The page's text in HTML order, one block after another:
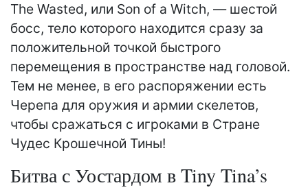
The Wasted, или Son of a Witch, — шестой
босс, тело которого находится сразу за
положительной точкой быстрого
перемещения в пространстве над головой.
Тем не менее, в его распоряжении есть
Черепа для оружия и армии скелетов,
чтобы сражаться с игроками в Стране
Чудес Крошечной Тины!
Битва с Уостардом в Tiny Tina’s